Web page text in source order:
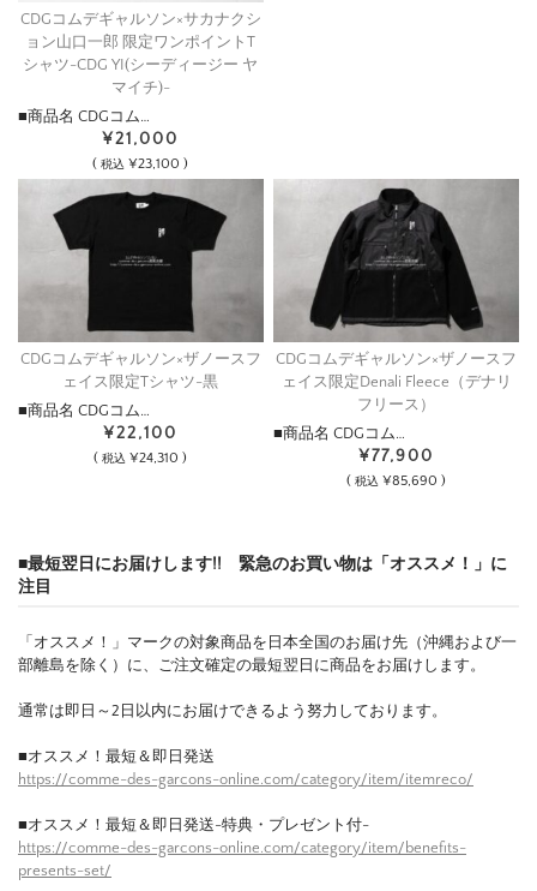
CDGコムデギャルソン×サカナクシ
ョン山口一郎 限定ワンポイントT
シャツ-CDG YI(シーディージー ヤ
マイチ)-
■商品名 CDGコム…
¥21,000
(税込 ¥23,100 )
CDGコムデギャルソン×ザノースフ
ェイス限定Tシャツ-黒
■商品名 CDGコム…
¥22,100
(税込 ¥24,310 )
CDGコムデギャルソン×ザノースフ
ェイス限定Denali Fleece（デナリ
フリース）
■商品名 CDGコム…
¥77,900
(税込 ¥85,690 )
■最短翌日にお届けします!! 緊急のお買い物は「オススメ！」に
注目
「オススメ！」マークの対象商品を日本全国のお届け先（沖縄および一
部離島を除く）に、ご注文確定の最短翌日に商品をお届けします。
通常は即日～2日以内にお届けできるよう努力しております。
■オススメ！最短＆即日発送
https://comme-des-garcons-online.com/category/item/itemreco/
■オススメ！最短＆即日発送-特典・プレゼント付-
https://comme-des-garcons-online.com/category/item/benefits-
presents-set/